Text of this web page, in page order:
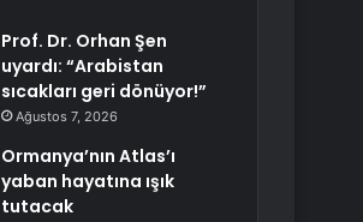
Prof. Dr. Orhan Şen
uyardı: “Arabistan
sıcakları geri dönüyor!”
Ağustos 7, 2026
Ormanya’nın Atlas’ı
yaban hayatına ışık
tutacak